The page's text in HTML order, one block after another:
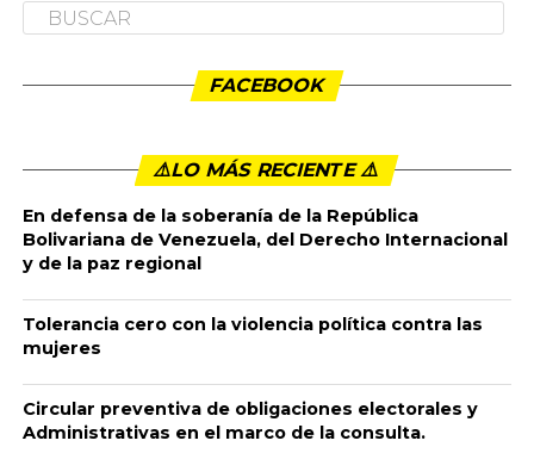
COLUMNISTAS
“No nos devuelvan a la guerra”: la
mayor victoria del paro nacional
Publicado 5 años ago en 12:52 am
admin
Las manifestaciones han cumplido mes y medio. Qué
significan todos estos días de movilización nacional
constante y sin interrupciones
Por:Carlos Alberto Benavides Mora junio 11, 2021